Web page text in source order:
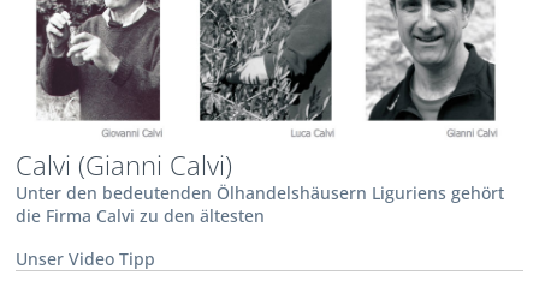
Calvi (Gianni Calvi)
Unter den bedeutenden Ölhandelshäusern Liguriens gehört
die Firma Calvi zu den ältesten
Unser Video Tipp